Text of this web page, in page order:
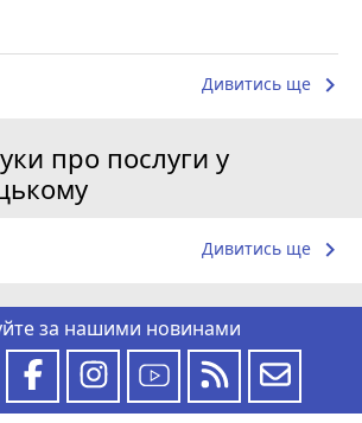
Дивитись ще keyboard_arrow_right
про послуги у
Дивитись ще keyboard_arrow_right
за нашими новинами